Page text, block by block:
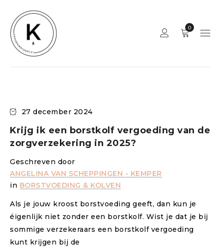
0
27 december 2024
Krijg ik een borstkolf vergoeding van de
zorgverzekering in 2025?
Geschreven door
ANGELINA VAN SCHEPPINGEN - KEMPER
in BORSTVOEDING & KOLVEN
Als je jouw kroost borstvoeding geeft, dan kun je
éigenlijk niet zonder een borstkolf. Wist je dat je bij
sommige verzekeraars een borstkolf vergoeding
kunt krijgen bij de